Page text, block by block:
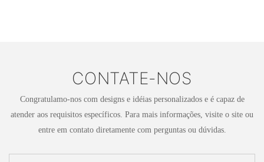
CONTATE-NOS
Congratulamo-nos com designs e idéias personalizados e é capaz de
atender aos requisitos específicos. Para mais informações, visite o site ou
entre em contato diretamente com perguntas ou dúvidas.